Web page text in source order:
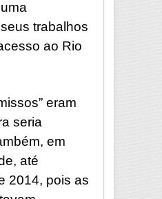
trabalhos
ao Rio
eram
seria
em
até
2014, pois as